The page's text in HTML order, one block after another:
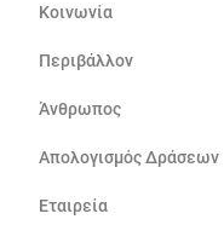
Κοινωνία
Περιβάλλον
Άνθρωπος
Απολογισμός Δράσεων
Εταιρεία